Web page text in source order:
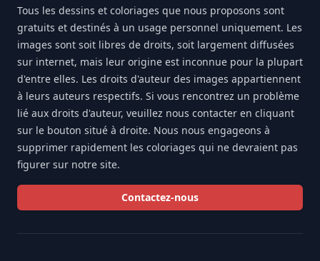
Tous les dessins et coloriages que nous proposons sont
gratuits et destinés à un usage personnel uniquement. Les
images sont soit libres de droits, soit largement diffusées
sur internet, mais leur origine est inconnue pour la plupart
d'entre elles. Les droits d'auteur des images appartiennent
à leurs auteurs respectifs. Si vous rencontrez un problème
lié aux droits d'auteur, veuillez nous contacter en cliquant
sur le bouton situé à droite. Nous nous engageons à
supprimer rapidement les coloriages qui ne devraient pas
figurer sur notre site.
Contactez-nous